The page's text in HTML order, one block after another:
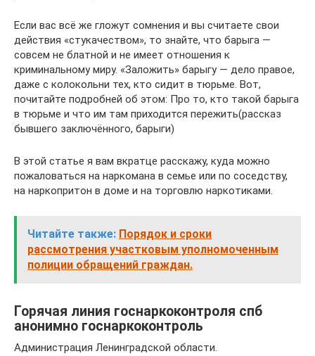
Если вас всё же гложут сомнения и вы считаете свои
действия «стукачеством», то знайте, что барыга —
совсем не блатной и не имеет отношения к
криминальному миру. «Заложить» барыгу — дело правое,
даже с колокольни тех, кто сидит в тюрьме. Вот,
почитайте подробней об этом: Про то, кто такой барыга
в тюрьме и что им там приходится пережить(рассказ
бывшего заключённого, барыги)
В этой статье я вам вкратце расскажу, куда можно
пожаловаться на наркомана в семье или по соседству,
на наркопритон в доме и на торговлю наркотиками.
Читайте также: Порядок и сроки
рассмотрения участковым уполномоченным
полиции обращений граждан.
Горячая линия госнаркоконтроля спб
анонимно госнаркоконтроль
Администрация Ленинградской области.